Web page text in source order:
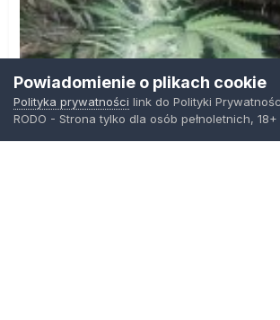
Powiadomienie o plikach cookie
Polityka prywatności link do Polityki
RODO - Strona tylko dla osób pełnoletnich, 18+